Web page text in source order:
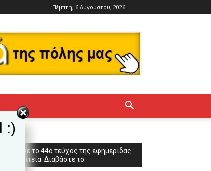
Πέμπτη, 6 Αυγούστου, 2026
το 44ο τεύχος της εφημερίδας
& Πολιτεία. Διαβάστε το:
:)